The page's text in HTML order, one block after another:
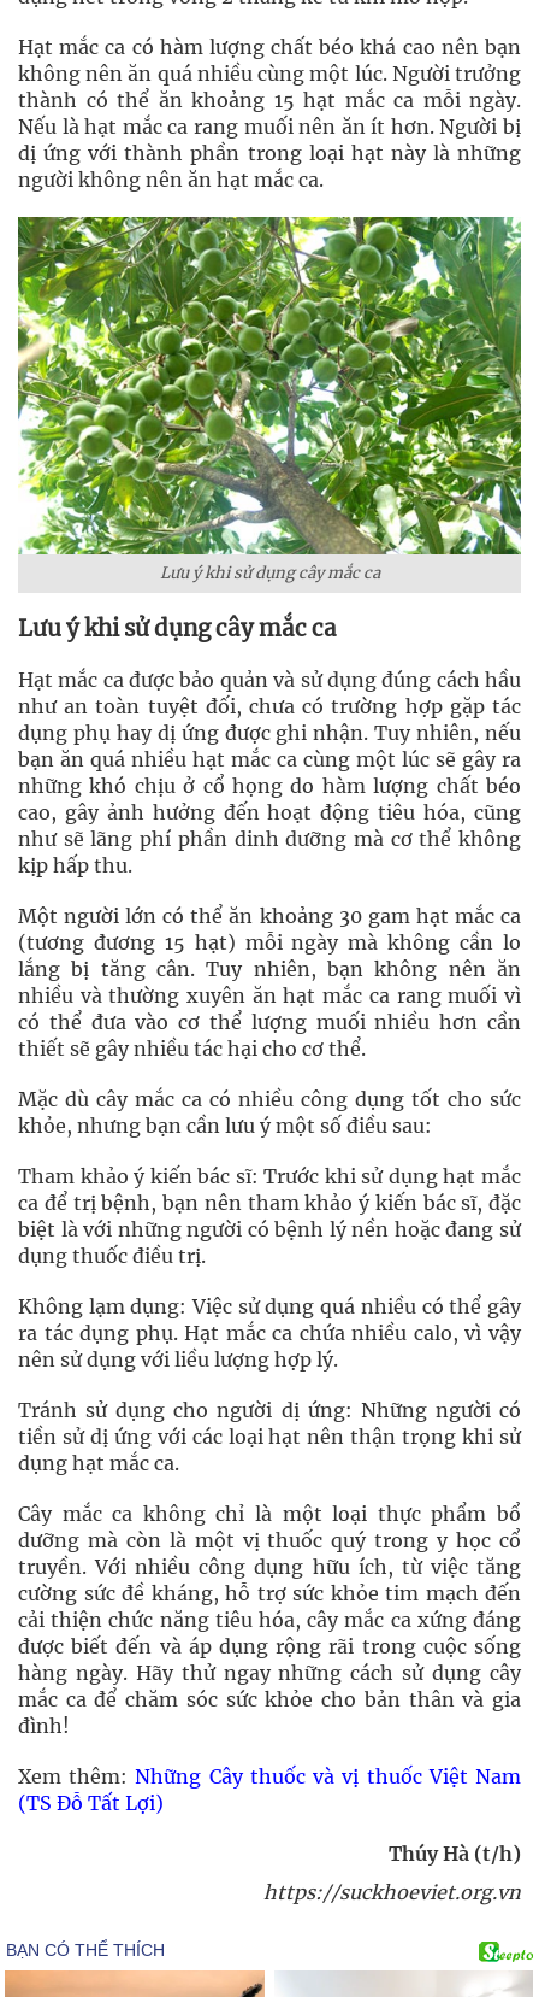
Hạt mắc ca có hàm lượng chất béo khá cao nên bạn
không nên ăn quá nhiều cùng một lúc. Người trưởng
thành có thể ăn khoảng 15 hạt mắc ca mỗi ngày.
Nếu là hạt mắc ca rang muối nên ăn ít hơn. Người bị
dị ứng với thành phần trong loại hạt này là những
người không nên ăn hạt mắc ca.
Lưu ý khi sử dụng cây mắc ca
Lưu ý khi sử dụng cây mắc ca
Hạt mắc ca được bảo quản và sử dụng đúng cách hầu
như an toàn tuyệt đối, chưa có trường hợp gặp tác
dụng phụ hay dị ứng được ghi nhận. Tuy nhiên, nếu
bạn ăn quá nhiều hạt mắc ca cùng một lúc sẽ gây ra
những khó chịu ở cổ họng do hàm lượng chất béo
cao, gây ảnh hưởng đến hoạt động tiêu hóa, cũng
như sẽ lãng phí phần dinh dưỡng mà cơ thể không
kịp hấp thu.
Một người lớn có thể ăn khoảng 30 gam hạt mắc ca
(tương đương 15 hạt) mỗi ngày mà không cần lo
lắng bị tăng cân. Tuy nhiên, bạn không nên ăn
nhiều và thường xuyên ăn hạt mắc ca rang muối vì
có thể đưa vào cơ thể lượng muối nhiều hơn cần
thiết sẽ gây nhiều tác hại cho cơ thể.
Mặc dù cây mắc ca có nhiều công dụng tốt cho sức
khỏe, nhưng bạn cần lưu ý một số điều sau:
Tham khảo ý kiến bác sĩ: Trước khi sử dụng hạt mắc
ca để trị bệnh, bạn nên tham khảo ý kiến bác sĩ, đặc
biệt là với những người có bệnh lý nền hoặc đang sử
dụng thuốc điều trị.
Không lạm dụng: Việc sử dụng quá nhiều có thể gây
ra tác dụng phụ. Hạt mắc ca chứa nhiều calo, vì vậy
nên sử dụng với liều lượng hợp lý.
Tránh sử dụng cho người dị ứng: Những người có
tiền sử dị ứng với các loại hạt nên thận trọng khi sử
dụng hạt mắc ca.
Cây mắc ca không chỉ là một loại thực phẩm bổ
dưỡng mà còn là một vị thuốc quý trong y học cổ
truyền. Với nhiều công dụng hữu ích, từ việc tăng
cường sức đề kháng, hỗ trợ sức khỏe tim mạch đến
cải thiện chức năng tiêu hóa, cây mắc ca xứng đáng
được biết đến và áp dụng rộng rãi trong cuộc sống
hàng ngày. Hãy thử ngay những cách sử dụng cây
mắc ca để chăm sóc sức khỏe cho bản thân và gia
đình!
Xem thêm:Những Cây thuốc và vị thuốc Việt Nam
(TS Đỗ Tất Lợi)
Thúy Hà (t/h)
https://suckhoeviet.org.vn